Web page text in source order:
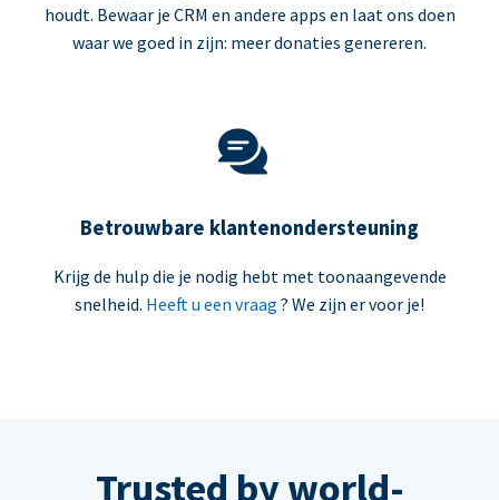
houdt. Bewaar je CRM en andere apps en laat ons doen
waar we goed in zijn: meer donaties genereren.
Betrouwbare klantenondersteuning
Krijg de hulp die je nodig hebt met toonaangevende
snelheid. Heeft u een vraag ? We zijn er voor je!
Trusted by world-